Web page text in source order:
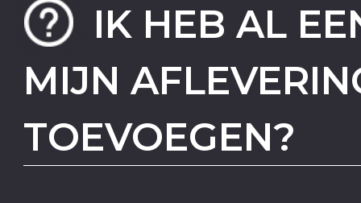
IK HEB AL
MIJN
TOEVOEGEN?